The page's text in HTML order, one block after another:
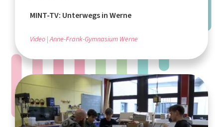
MINT-TV: Unterwegs in Werne
Video Anne-Frank-Gymnasium Werne